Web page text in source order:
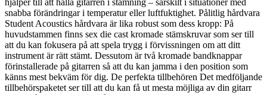
snabba förändringar i temperatur eller luftfuktighet. Pålitlig hårdvara
Student Acoustics hårdvara är lika robust som dess kropp: På
huvudstammen finns sex die cast kromade stämskruvar som ser till
att du kan fokusera på att spela trygg i förvissningen om att ditt
instrument är rätt stämt. Dessutom är två kromade bandknappar
förinstallerade på gitarren så att du kan jamma i den position som
känns mest bekväm för dig. De perfekta tillbehören Det medföljande
tillbehörspaketet ser till att du kan få ut mesta möjliga av din gitarr